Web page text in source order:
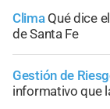
Clima Qué dice
de Santa Fe
Gestión de
informativo que